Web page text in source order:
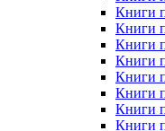
Книги
Книги
Книги
Книги
Книги
Книги
Книги
Книги